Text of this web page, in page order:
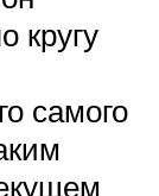
кругу
самого